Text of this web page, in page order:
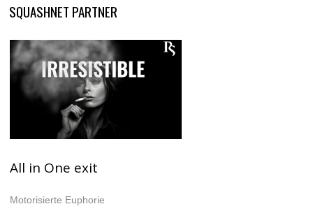
SQUASHNET PARTNER
All in One exit
Motorisierte Euphorie